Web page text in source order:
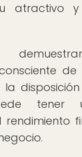
atractivo
de
la
tener
rendimiento